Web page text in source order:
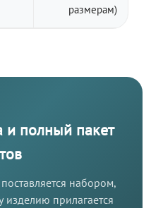
размерам)
и полный пакет
набором,
прилагается